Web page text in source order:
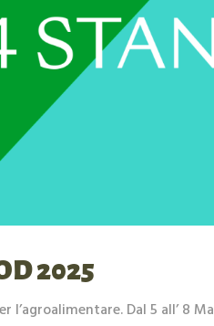
2025
Dal 5 all’ 8